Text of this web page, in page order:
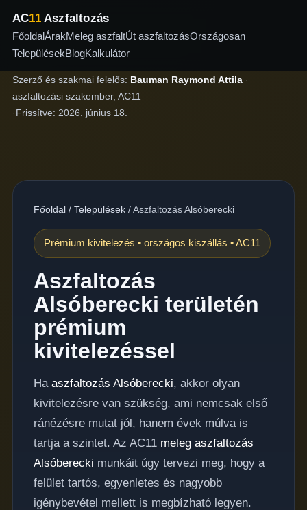
AC11Aszfaltozás
FőoldalÁrakMeleg aszfaltÚt aszfaltozásOrszágosan
TelepülésekBlogKalkulátor
Szerző és szakmai felelős: Bauman Raymond Attila·
aszfaltozási szakember, AC11
·Frissítve: 2026. június 18.
Főoldal/ Települések/Aszfaltozás Alsóberecki
Prémium kivitelezés • országos kiszállás • AC11
Aszfaltozás
Alsóberecki területén
prémium
kivitelezéssel
Ha aszfaltozás Alsóberecki, akkor olyan
kivitelezésre van szükség, ami nemcsak első
ránézésre mutat jól, hanem évek múlva is
tartja a szintet. Az AC11 meleg aszfaltozás
Alsóberecki munkáit úgy tervezi meg, hogy a
felület tartós, egyenletes és nagyobb
igénybevétel mellett is megbízható legyen.